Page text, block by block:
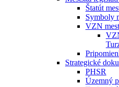
Štatút
Symboly
VZN
Strategické
PHSR
Územný